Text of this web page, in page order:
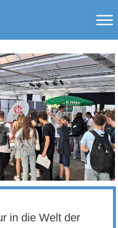
in die Welt der